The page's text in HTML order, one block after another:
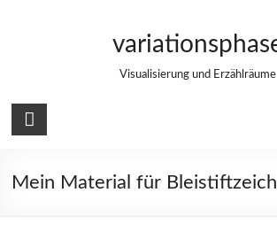
Visualisierung und Erzählräume
Mein Material für